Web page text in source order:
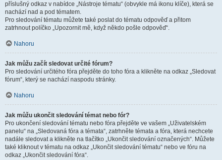
příslušný odkaz v nabídce „Nástroje tématu“ (obvykle má ikonu klíče), která se
nachází nad a pod tématem.
Pro sledování tématu můžete také poslat do tématu odpověď a přitom
zatrhnout políčko „Upozornit mě, když někdo pošle odpověď“.
Nahoru
Jak můžu začít sledovat určité fórum?
Pro sledování určitého fóra přejděte do toho fóra a klikněte na odkaz „Sledovat
fórum“, který se nachází naspodu stránky.
Nahoru
Jak můžu ukončit sledování témat nebo fór?
Pro ukončení sledování tématu nebo fóra přejděte ve vašem „Uživatelském
panelu“ na „Sledovaná fóra a témata“, zatrhněte témata a fóra, která nechcete
nadále sledovat a klikněte na tlačítko „Ukončit sledování označených“. Můžete
také kliknout v tématu na odkaz „Ukončit sledování tématu“ nebo ve fóru na
odkaz „Ukončit sledování fóra“.